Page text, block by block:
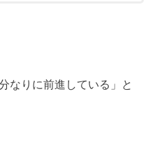
なりに前進している」と